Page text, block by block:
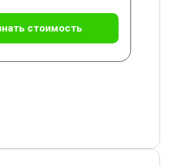
стоимость